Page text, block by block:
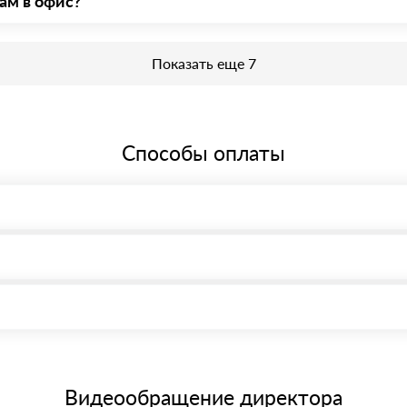
Показать еще 7
Способы оплаты
через системы электронных платежей.
банковским картам
материала после проверки качества и количества заказанного
Видеообращение директора